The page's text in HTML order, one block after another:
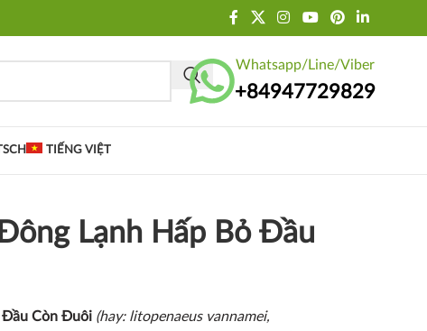
Whatsapp/Line/Viber
+84947729829
TIẾNG VIỆT
Lạnh Hấp Bỏ Đầu
Đầu Còn Đuôi (hay: litopenaeus vannamei,